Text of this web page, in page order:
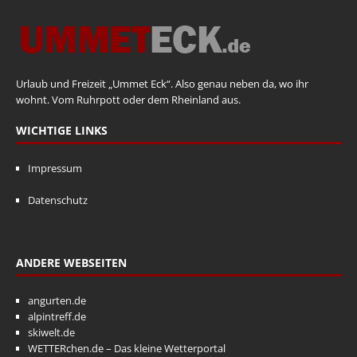
Urlaub und Freizeit „Ummet Eck“. Also genau neben da, wo ihr
wohnt. Vom Ruhrpott oder dem Rheinland aus.
WICHTIGE LINKS
Impressum
Datenschutz
ANDERE WEBSEITEN
angurten.de
alpintreff.de
skiwelt.de
WETTERchen.de – Das kleine Wetterportal